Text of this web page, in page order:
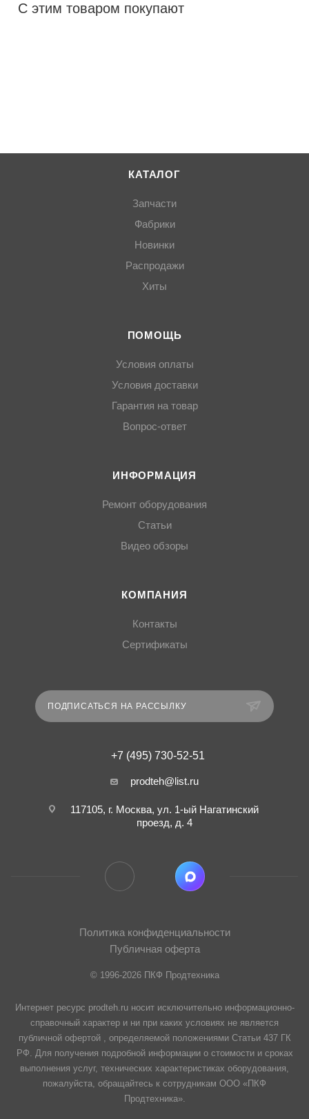
С этим товаром покупают
КАТАЛОГ
Запчасти
Фабрики
Новинки
Распродажи
Хиты
ПОМОЩЬ
Условия оплаты
Условия доставки
Гарантия на товар
Вопрос-ответ
ИНФОРМАЦИЯ
Ремонт оборудования
Статьи
Видео обзоры
КОМПАНИЯ
Контакты
Сертификаты
ПОДПИСАТЬСЯ НА РАССЫЛКУ
+7 (495) 730-52-51
prodteh@list.ru
117105, г. Москва, ул. 1-ый Нагатинский
проезд, д. 4
Политика конфиденциальности
Публичная оферта
© 1996-2026 ПКФ Продтехника
Интернет ресурс prodteh.ru носит исключительно информационно-
справочный характер и ни при каких условиях не является
публичной офертой , определяемой положениями Статьи 437 ГК
РФ. Для получения подробной информации о стоимости и сроках
выполнения услуг, технических характеристиках оборудования,
пожалуйста, обращайтесь к сотрудникам ООО «ПКФ
Продтехника».